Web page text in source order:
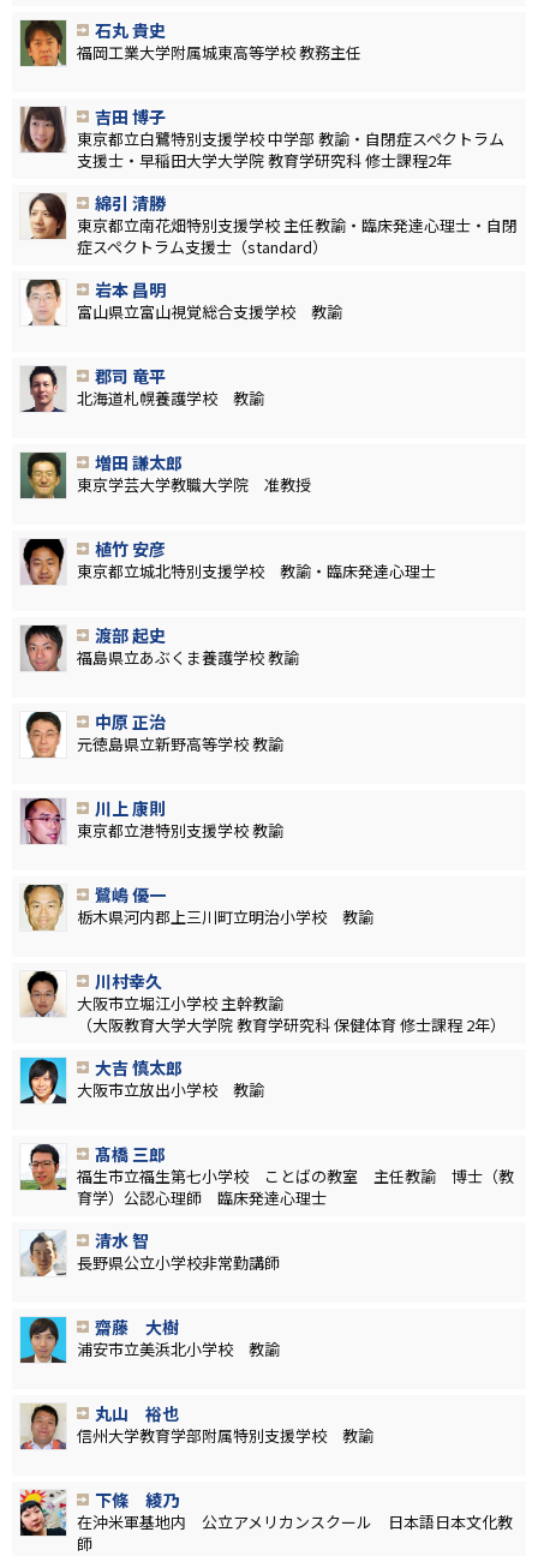
石丸 貴史
福岡工業大学附属城東高等学校 教務主任
吉田 博子
東京都立白鷺特別支援学校 中学部 教諭・自閉症スペクトラム
支援士・早稲田大学大学院 教育学研究科 修士課程2年
綿引 清勝
東京都立南花畑特別支援学校 主任教諭・臨床発達心理士・自閉
症スペクトラム支援士（standard）
岩本 昌明
富山県立富山視覚総合支援学校 教諭
郡司 竜平
北海道札幌養護学校 教諭
増田 謙太郎
東京学芸大学教職大学院 准教授
植竹 安彦
東京都立城北特別支援学校 教諭・臨床発達心理士
渡部 起史
福島県立あぶくま養護学校 教諭
中原 正治
元徳島県立新野高等学校 教諭
川上 康則
東京都立港特別支援学校 教諭
鷺嶋 優一
栃木県河内郡上三川町立明治小学校 教諭
川村幸久
大阪市立堀江小学校 主幹教諭
（大阪教育大学大学院 教育学研究科 保健体育 修士課程 2年）
大吉 慎太郎
大阪市立放出小学校 教諭
髙橋 三郎
福生市立福生第七小学校 ことばの教室 主任教諭 博士（教
育学）公認心理師 臨床発達心理士
清水 智
長野県公立小学校非常勤講師
齋藤 大樹
浦安市立美浜北小学校 教諭
丸山 裕也
信州大学教育学部附属特別支援学校 教諭
下條 綾乃
在沖米軍基地内 公立アメリカンスクール 日本語日本文化教
師